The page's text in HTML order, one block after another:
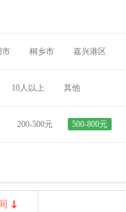
市 桐乡市 嘉兴港区
10人以上 其他
200-500元 500-800元